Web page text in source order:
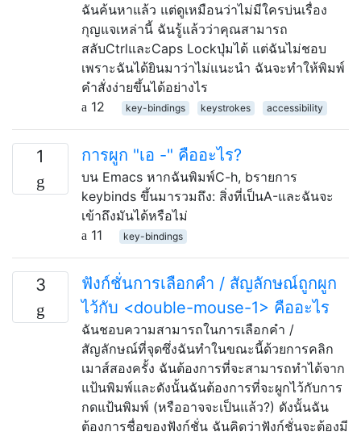
ฉันค้นหาแล้ว แต่ดูเหมือนว่าไม่มีใครบ่นเรื่อง
กุญแจเหล่านี้ ฉันรู้แล้วว่าคุณสามารถ
สลับCtrlและCaps Lockปุ่มได้ แต่ฉันไม่ชอบ
เพราะฉันได้ยินมาว่าไม่แนะนำ ฉันจะทำให้พิมพ์
คำสั่งง่ายขึ้นได้อย่างไร
12
key-bindings keystrokes accessibility
1 การผูก "เอ -" คืออะไร?
บน Emacs หากฉันพิมพ์C-h, bรายการ
keybinds ขึ้นมารวมถึง: สิ่งที่เป็นA-และฉันจะ
เข้าถึงมันได้หรือไม่
11
key-bindings
3
ฟังก์ชั่นการเลือกคำ / สัญลักษณ์ถูกผูก
ไว้กับ <double-mouse-1> คืออะไร
ฉันชอบความสามารถในการเลือกคำ /
สัญลักษณ์ที่จุดซึ่งฉันทำในขณะนี้ด้วยการคลิก
เมาส์สองครั้ง ฉันต้องการที่จะสามารถทำได้จาก
แป้นพิมพ์และดังนั้นฉันต้องการที่จะผูกไว้กับการ
กดแป้นพิมพ์ (หรืออาจจะเป็นแล้ว?) ดังนั้นฉัน
ต้องการชื่อของฟังก์ชั่น ฉันคิดว่าฟังก์ชั่นจะต้องมี